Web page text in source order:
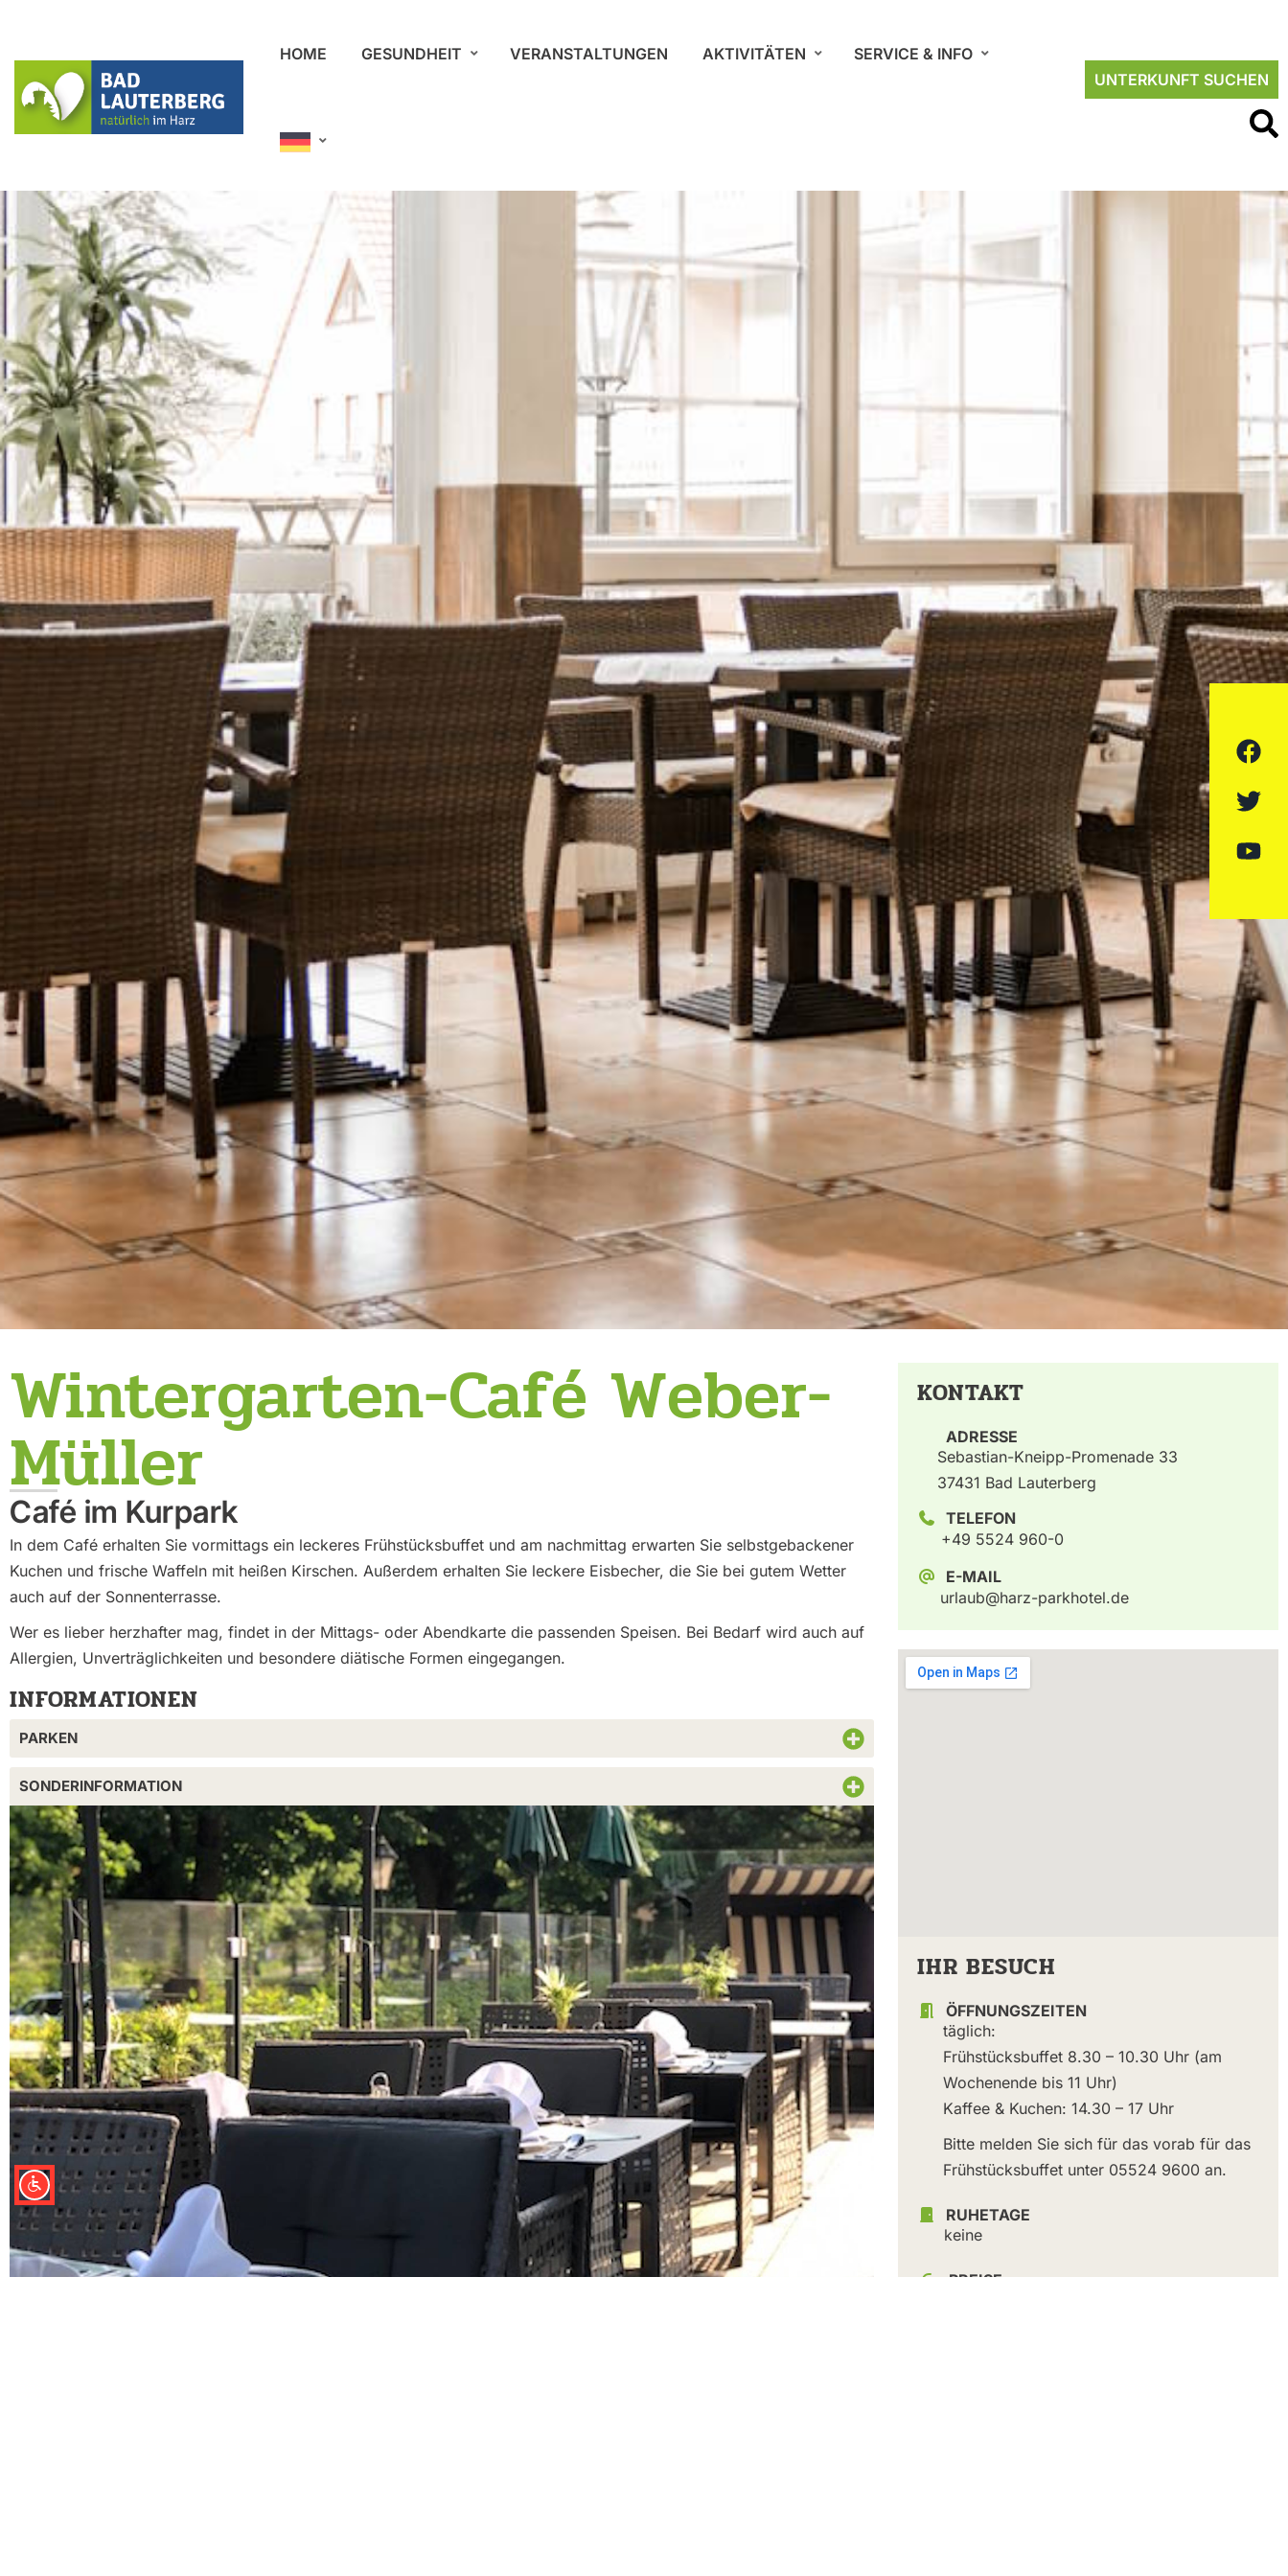
HOME GESUNDHEIT VERANSTALTUNGEN AKTIVITÄTEN
SERVICE & INFO
UNTERKUNFT SUCHEN
Wintergarten-Café Weber-
Müller
Café im Kurpark
In dem Café erhalten Sie vormittags ein leckeres Frühstücksbuffet und am nachmittag erwarten Sie selbstgebackener
Kuchen und frische Waffeln mit heißen Kirschen. Außerdem erhalten Sie leckere Eisbecher, die Sie bei gutem Wetter
auch auf der Sonnenterrasse.
Wer es lieber herzhafter mag, findet in der Mittags- oder Abendkarte die passenden Speisen. Bei Bedarf wird auch auf
Allergien, Unverträglichkeiten und besondere diätische Formen eingegangen.
INFORMATIONEN
PARKEN
SONDERINFORMATION
KONTAKT
ADRESSE
Sebastian-Kneipp-Promenade 33
37431 Bad Lauterberg
TELEFON
+49 5524 960-0
E-MAIL
urlaub@harz-parkhotel.de
IHR BESUCH
ÖFFNUNGSZEITEN
täglich:
Frühstücksbuffet 8.30 – 10.30 Uhr (am
Wochenende bis 11 Uhr)
Kaffee & Kuchen: 14.30 – 17 Uhr
Bitte melden Sie sich für das vorab für das
Frühstücksbuffet unter 05524 9600 an.
RUHETAGE
keine
PREISE